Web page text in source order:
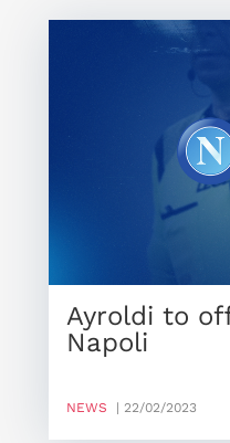
Ayroldi to
Napoli
NEWS | 22/02/2023